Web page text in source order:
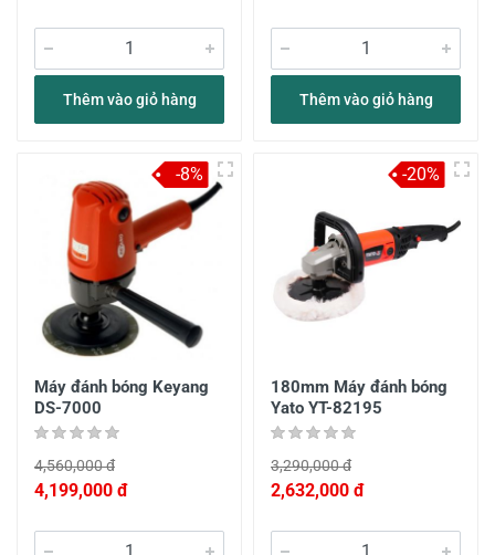
Thêm vào giỏ hàng Thêm vào giỏ hàng
Máy đánh bóng Keyang
DS-7000
4,560,000 đ
4,199,000 đ
-8%
180mm Máy đánh bóng
Yato YT-82195
3,290,000 đ
2,632,000 đ
-20%